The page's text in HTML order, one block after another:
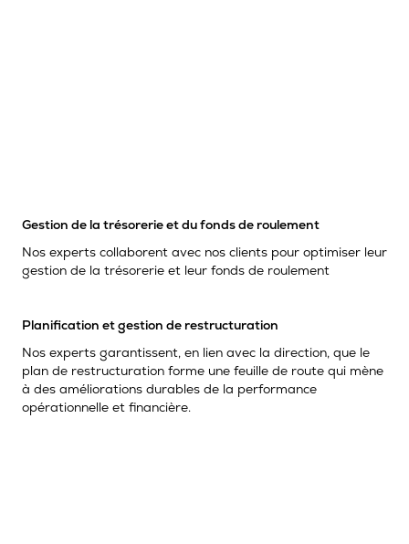
Gestion de la trésorerie et du fonds de roulement
Nos experts collaborent avec nos clients pour optimiser leur
gestion de la trésorerie et leur fonds de roulement
Planification et gestion de restructuration
Nos experts garantissent, en lien avec la direction, que le
plan de restructuration forme une feuille de route qui mène
à des améliorations durables de la performance
opérationnelle et financière.